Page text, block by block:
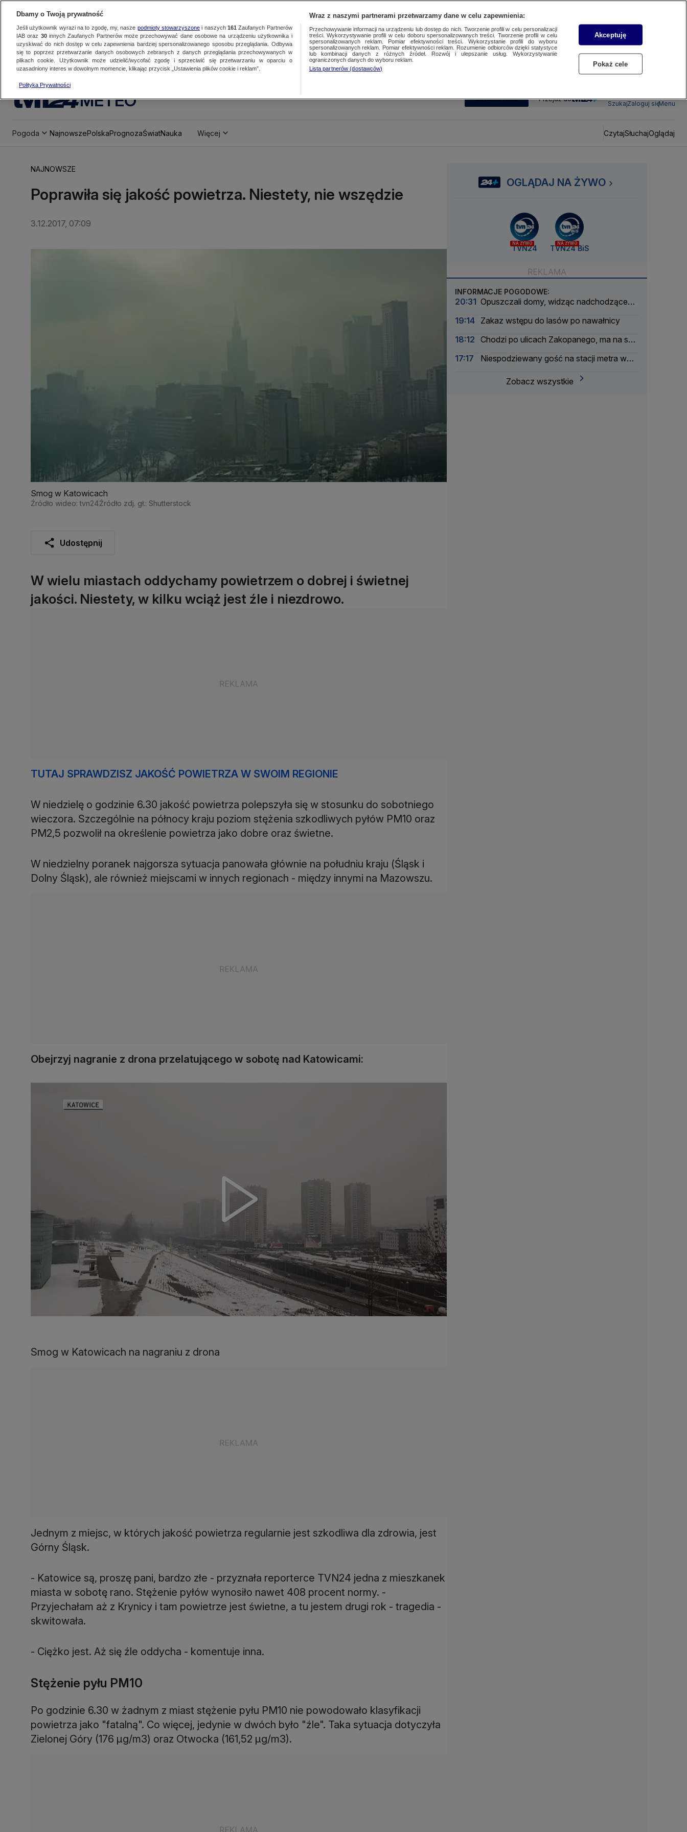
METEO SUBSKRYBUJ Przejdź do
SzukajZaloguj sięMenu
Pogoda NajnowszePolskaPrognozaŚwiatNauka Więcej CzytajSłuchajOglądaj
NAJNOWSZE
Poprawiła się jakość powietrza. Niestety, nie wszędzie
3.12.2017, 07:09
Smog w Katowicach
Źródło wideo: tvn24Źródło zdj. gł.: Shutterstock
Udostępnij
W wielu miastach oddychamy powietrzem o dobrej i świetnej
jakości. Niestety, w kilku wciąż jest źle i niezdrowo.
TUTAJ SPRAWDZISZ JAKOŚĆ POWIETRZA W SWOIM REGIONIE
W niedzielę o godzinie 6.30 jakość powietrza polepszyła się w stosunku do sobotniego
wieczora. Szczególnie na północy kraju poziom stężenia szkodliwych pyłów PM10 oraz
PM2,5 pozwolił na określenie powietrza jako dobre oraz świetne.
W niedzielny poranek najgorsza sytuacja panowała głównie na południu kraju (Śląsk i
Dolny Śląsk), ale również miejscami w innych regionach - między innymi na Mazowszu.
Obejrzyj nagranie z drona przelatującego w sobotę nad Katowicami:
Smog w Katowicach na nagraniu z drona
Jednym z miejsc, w których jakość powietrza regularnie jest szkodliwa dla zdrowia, jest
Górny Śląsk.
- Katowice są, proszę pani, bardzo złe - przyznała reporterce TVN24 jedna z mieszkanek
miasta w sobotę rano. Stężenie pyłów wynosiło nawet 408 procent normy. -
Przyjechałam aż z Krynicy i tam powietrze jest świetne, a tu jestem drugi rok - tragedia -
skwitowała.
- Ciężko jest. Aż się źle oddycha - komentuje inna.
Stężenie pyłu PM10
Po godzinie 6.30 w żadnym z miast stężenie pyłu PM10 nie powodowało klasyfikacji
powietrza jako "fatalną". Co więcej, jedynie w dwóch było "źle". Taka sytuacja dotyczyła
Zielonej Góry (176 µg/m3) oraz Otwocka (161,52 µg/m3).
OGLĄDAJ NA ŻYWO
NA ŻYWO
TVN24
NA ŻYWO
TVN24 BiS
INFORMACJE POGODOWE:
20:31 Opuszczali domy, widząc nadchodzące
19:14 Zakaz wstępu do lasów po nawałnicy
18:12 Chodzi po ulicach Zakopanego, ma na szyi
17:17
Niespodziewany gość na stacji metra w
Zobacz wszystkie
Dbamy o Twoją prywatność
Jeśli użytkownik wyrazi na to zgodę, my, nasze podmioty stowarzyszonei naszych 161 Zaufanych Partnerów
IAB oraz 30innych Zaufanych Partnerów może przechowywać dane osobowe na urządzeniu użytkownika i
uzyskiwać do nich dostęp w celu zapewnienia bardziej spersonalizowanego sposobu przeglądania. Odbywa
się to poprzez przetwarzanie danych osobowych zebranych z danych przeglądania przechowywanych w
plikach cookie. Użytkownik może udzielić/wycofać zgodę i sprzeciwić się przetwarzaniu w oparciu o
uzasadniony interes w dowolnym momencie, klikając przycisk „Ustawienia plików cookie i reklam”.
Polityka Prywatności
Wraz z naszymi partnerami przetwarzamy dane w celu zapewnienia:
Przechowywanie informacji na urządzeniu lub dostęp do nich. Tworzenie profili w celu personalizacji
treści. Wykorzystywanie profili w celu doboru spersonalizowanych treści. Tworzenie profili w celu
spersonalizowanych reklam. Pomiar efektywności treści. Wykorzystanie profili do wyboru
spersonalizowanych reklam. Pomiar efektywności reklam. Rozumienie odbiorców dzięki statystyce
lub kombinacji danych z różnych źródeł. Rozwój i ulepszanie usług. Wykorzystywanie
ograniczonych danych do wyboru reklam.
Lista partnerów (dostawców)
Akceptuję
Pokaż cele